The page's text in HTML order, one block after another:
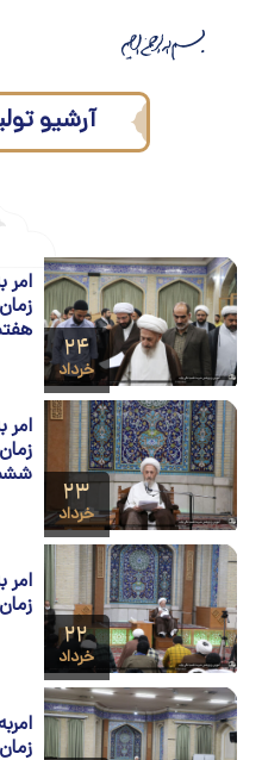
آرشیو
۲۴
خرداد
امر به‌
زمان‌ و
هفتم)
۲۳
خرداد
امر به‌
زمان‌ و
ششم)
۲۲
خرداد
امر به‌
زمان‌ و